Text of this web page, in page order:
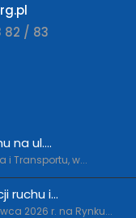
82 / 83
na ul....
i Transportu, w...
ruchu i...
2026 r. na Rynku...